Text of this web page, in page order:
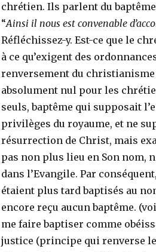
chrétien. Ils parlent du baptême
“Ainsi il nous est convenable
Réfléchissez-y. Est-ce que le
à ce qu’exigent des
renversement du christianisme
absolument nul pour les
seuls, baptême qui supposait
privilèges du royaume, et ne
résurrection de Christ, mais
pas non plus lieu en Son nom,
dans l’Evangile. Par
étaient plus tard baptisés au
encore reçu aucun baptême.
me faire baptiser comme
justice (principe qui renverse